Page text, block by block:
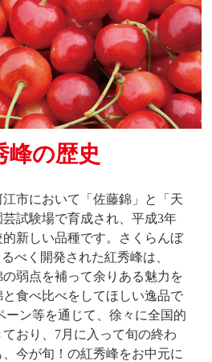
峰の歴史
市において「佐藤錦」と「天
試験場で育成され、平成3年
新しい品種です。さくらんぼ
べく開発された紅秀峰は、
弱点を補って余りある魅力を
食べ比べをしてほしい逸品で
ーン等を通じて、徐々に全国的
おり、7月に入って旬の終わ
今が旬！の紅秀峰をお中元に